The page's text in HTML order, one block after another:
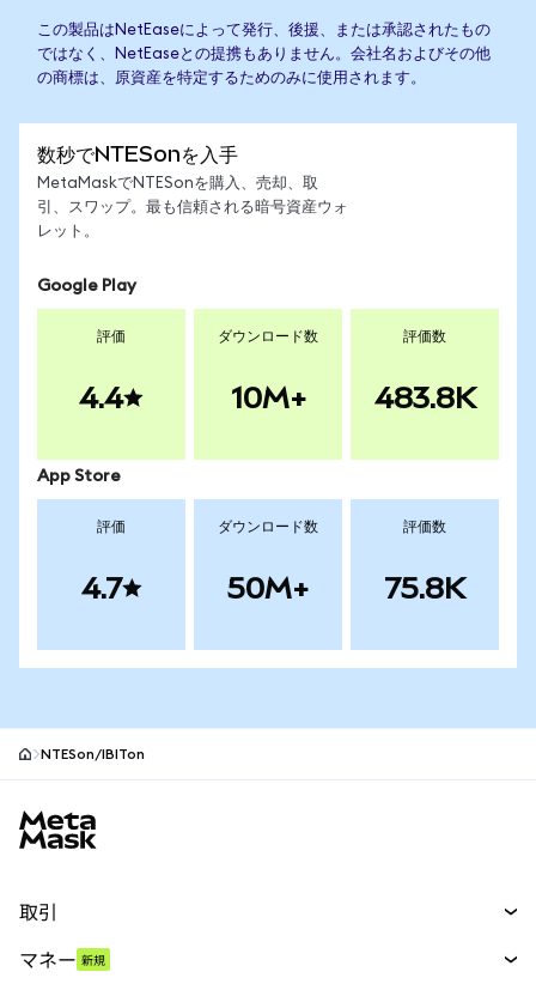
この製品はNetEaseによって発行、後援、または承認されたもの
ではなく、NetEaseとの提携もありません。会社名およびその他
の商標は、原資産を特定するためのみに使用されます。
数秒でNTESonを入手
MetaMaskでNTESonを購入、売却、取
引、スワップ。最も信頼される暗号資産ウォ
レット。
Google Play
評価
4.4
ダウンロード数
10M+
評価数
483.8K
App Store
評価
4.7
ダウンロード数
50M+
評価数
75.8K
NTESon/IBITon
取引
マネー 新規